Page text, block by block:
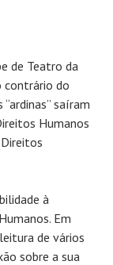
de Teatro da
contrário do
saíram
Humanos
à
Em
de vários
sobre a sua